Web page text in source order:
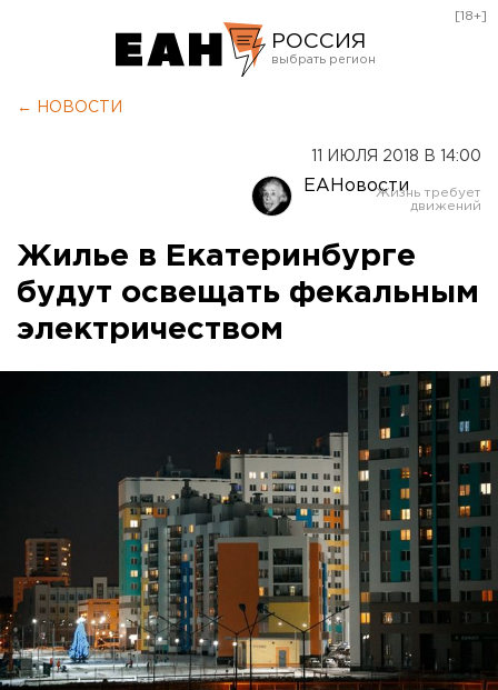
РОССИЯ
Оренбург
[18+]
← НОВОСТИ
11 ИЮЛЯ 2018 В 14:00
ЕАНовости
Жилье в Екатеринбурге
будут освещать фекальным
электричеством